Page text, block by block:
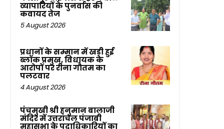
व्यापारियों के पुनर्वास की
कवायद तेज
5 August 2026
प्रधानों के सम्मान में खड़ी हुई
ब्लॉक प्रमुख, विधायक के
आरोपों पर रीना गौतम का
पलटवार
4 August 2026
पंचमुखी श्री हनुमान बालाजी
मंदिर में उत्तरांचल पंजाबी
महासभा के पदाधिकारियों का